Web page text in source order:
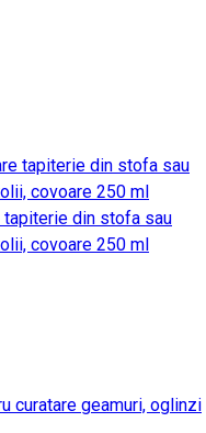
tapiterie din stofa sau
covoare 250 ml